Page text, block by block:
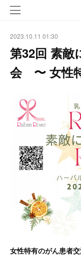
2023.10.11 01:30
第32回 素敵
会 〜 女性
女性特有のがん患者